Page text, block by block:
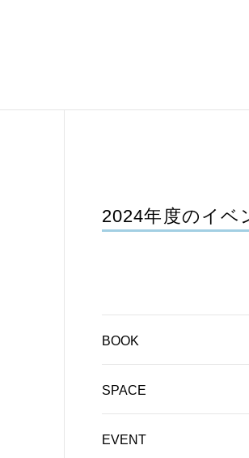
2024年度のイベ
BOOK
SPACE
EVENT